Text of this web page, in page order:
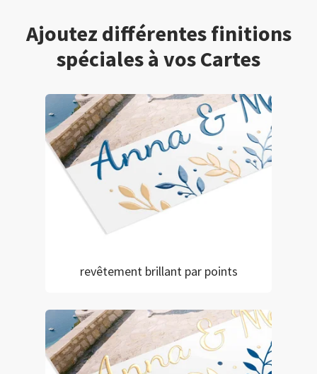
Ajoutez différentes finitions
spéciales à vos Cartes
revêtement brillant par points